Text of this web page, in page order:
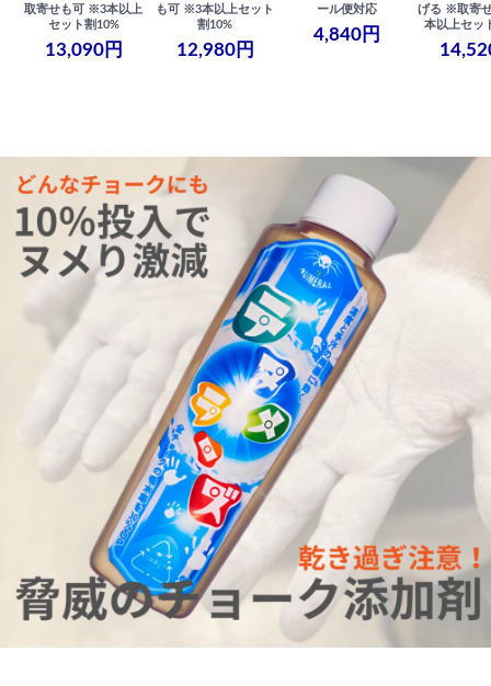
取寄せも可 ※3本以上
セット割10%
13,090円
も可 ※3本以上セット
割10%
12,980円
ール便対応
4,840円
げる ※取寄
本以上セッ